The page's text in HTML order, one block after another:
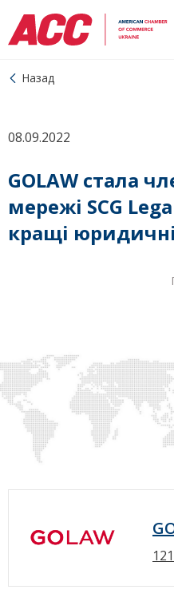
Назад
08.09.2022
GOLAW стала
мережі SCG
кращі